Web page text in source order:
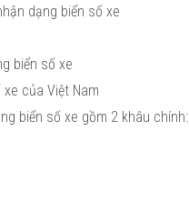
dạng biển số xe
biển số xe
của Việt Nam
biển số xe gồm 2 khâu chính: